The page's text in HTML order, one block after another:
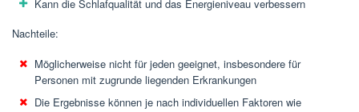
Kann die Schlafqualität und das Energieniveau verbessern
Nachteile:
Möglicherweise nicht für jeden geeignet, insbesondere für
Personen mit zugrunde liegenden Erkrankungen
Die Ergebnisse können je nach individuellen Faktoren wie